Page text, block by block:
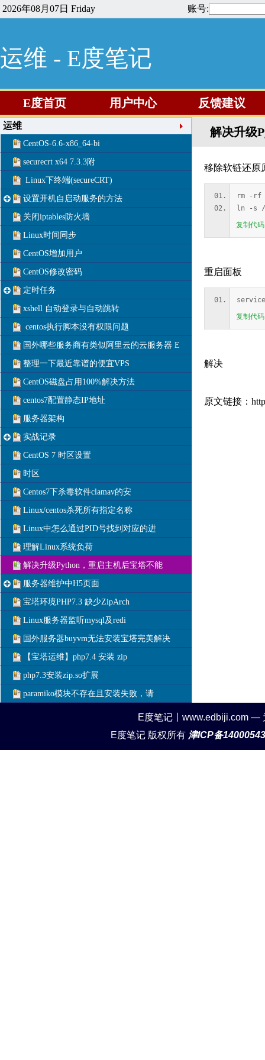
2026年08月07日 Friday 账号:
运维 - E度笔记
E度首页 用户中心 反馈建议
运维
CentOS-6.6-x86_64-bi
securecrt x64 7.3.3附
Linux下终端(secureCRT)
设置开机自启动服务的方法
关闭iptables防火墙
Linux时间同步
CentOS增加用户
CentOS修改密码
定时任务
xshell 自动登录与自动跳转
centos执行脚本没有权限问题
国外哪些服务商有类似阿里云的云服务器 E
整理一下最近靠谱的便宜VPS
CentOS磁盘占用100%解决方法
centos7配置静态IP地址
服务器架构
实战记录
CentOS 7 时区设置
时区
Centos7下杀毒软件clamav的安
Linux/centos杀死所有指定名称
Linux中怎么通过PID号找到对应的进
理解Linux系统负荷
解决升级Python，重启主机后宝塔不能
服务器维护中H5页面
宝塔环境PHP7.3 缺少ZipArch
Linux服务器监听mysql及redi
国外服务器buyvm无法安装宝塔完美解决
【宝塔运维】php7.4 安装 zip
php7.3安装zip.so扩展
paramiko模块不存在且安装失败，请
解决升级
移除软链还原
rm -rf
ln -s /
复制代码
重启面板
复制代码
解决
原文链接：
E度笔记丨www.edbiji.com
E度笔记 版权所有 津ICP备